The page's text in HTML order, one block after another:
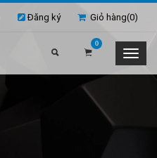
Giỏ hàng(0)
Đăng ký
0